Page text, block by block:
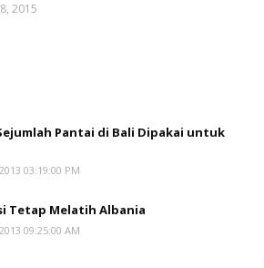
2015
Pantai di Bali Dipakai untuk
03:19:00 PM
Tetap Melatih Albania
09:25:00 AM